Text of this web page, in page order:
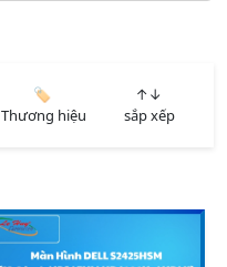
🏷️
Thương hiệu
↑↓
sắp xếp